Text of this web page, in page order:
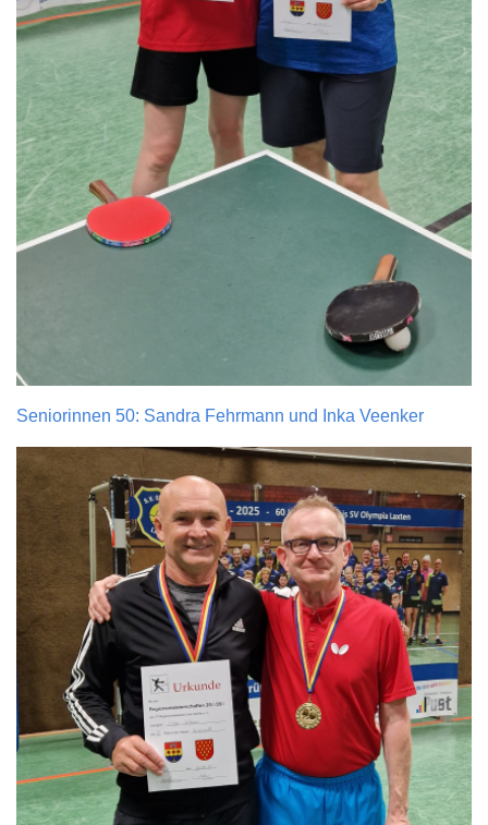
Seniorinnen 50: Sandra Fehrmann und Inka Veenker